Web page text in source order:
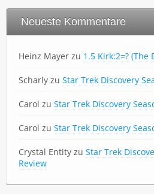
Neueste Kommentare
Heinz Mayer zu 1.5 Kirk:2=? (The
Scharly zu Star Trek Discovery
Carol zu Star Trek Discovery
Carol zu Star Trek Discovery
Crystal Entity zu Star Trek
Review